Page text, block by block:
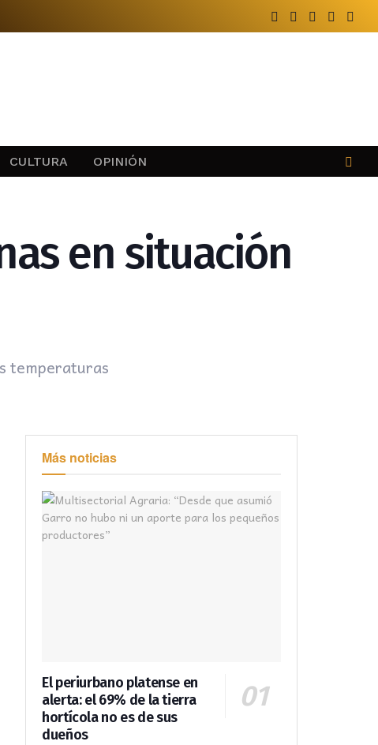
CULTURA OPINIÓN
en situación
temperaturas
Más noticias
El periurbano platense en
alerta: el 69% de la tierra
hortícola no es de sus
dueños